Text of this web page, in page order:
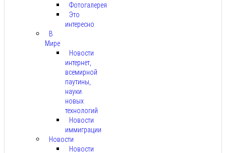
Фотогалерея
Это
интересно
В
Мире
Новости
интернет,
всемирной
паутины,
науки.
новых
технологий
Новости
иммиграции
Новости
Новости